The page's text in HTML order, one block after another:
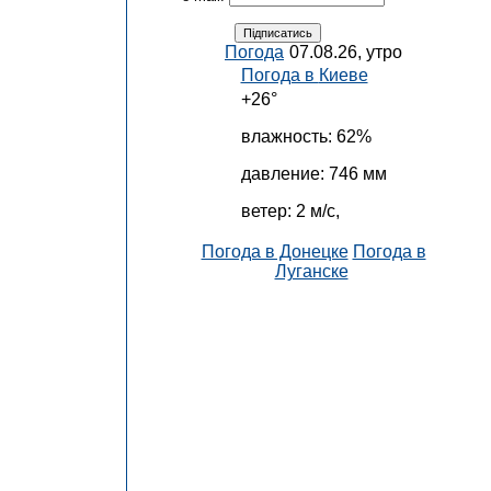
Погода 07.08.26, утро
Погода в Киеве
+26°
влажность: 62%
давление: 746 мм
ветер: 2 м/с,
Погода в Донецке Погода в
Луганске